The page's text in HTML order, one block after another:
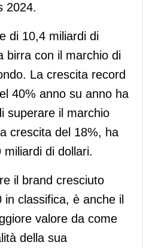
2024.
di 10,4 miliardi di
birra con il marchio di
La crescita record
40% anno su anno ha
superare il marchio
crescita del 18%, ha
di dollari.
il brand cresciuto
classifica, è anche il
valore da come
della sua